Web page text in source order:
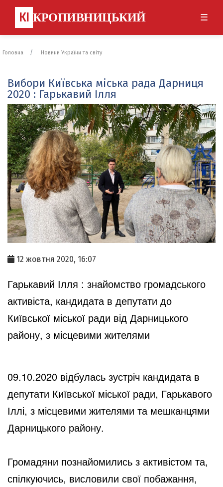
КІ КРОПИВНИЦЬКИЙ ☰
Головна Новини України та світу
Вибори Київська міська рада Дарниця
2020 : Гарькавий Ілля
12 жовтня 2020, 16:07
Гарькавий Ілля : знайомство громадського
активіста, кандидата в депутати до
Київської міської ради від Дарницького
району, з місцевими жителями
09.10.2020 відбулась зустріч кандидата в
депутати Київської міської ради, Гарькавого
Іллі, з місцевими жителями та мешканцями
Дарницького району.
Громадяни познайомились з активістом та,
спілкуючись, висловили свої побажання,